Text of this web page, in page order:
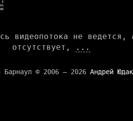
видеопотока не ведется,
отсутствует,
...
Барнаул © 2006 — 2026 Андрей